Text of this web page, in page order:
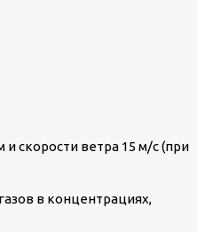
скорости ветра 15 м/с (при
в концентрациях,